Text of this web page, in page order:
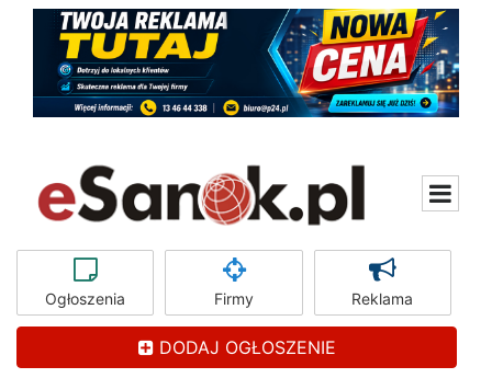
Ogłoszenia Firmy Reklama
DODAJ OGŁOSZENIE